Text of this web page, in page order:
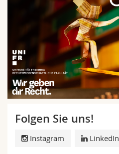
Folgen Sie uns!
Instagram LinkedIn